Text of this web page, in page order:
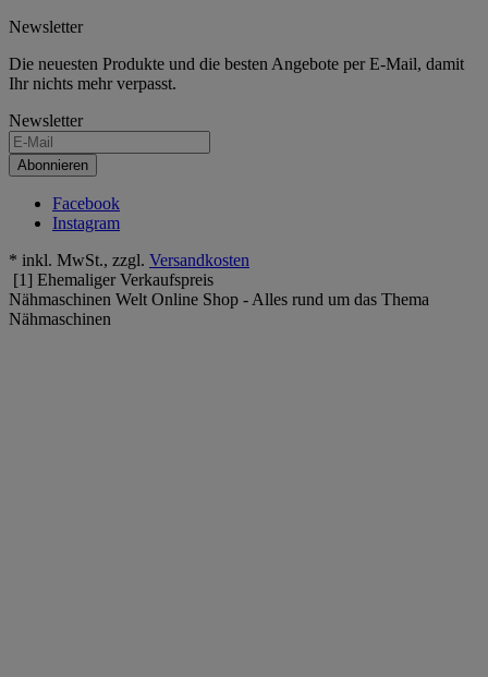
Newsletter
Die neuesten Produkte und die besten Angebote per E-Mail, damit
Ihr nichts mehr verpasst.
Newsletter
Abonnieren
Facebook
Instagram
* inkl. MwSt., zzgl. Versandkosten
[1] Ehemaliger Verkaufspreis
Nähmaschinen Welt Online Shop - Alles rund um das Thema
Nähmaschinen